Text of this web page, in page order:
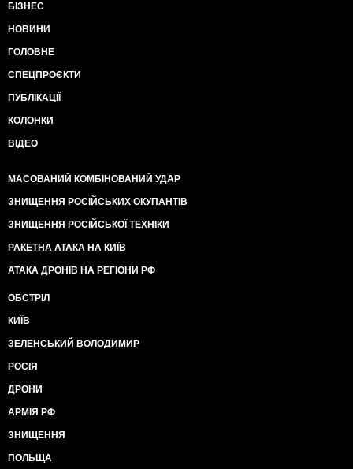
БІЗНЕС
НОВИНИ
ГОЛОВНЕ
СПЕЦПРОЄКТИ
ПУБЛІКАЦІЇ
КОЛОНКИ
ВІДЕО
МАСОВАНИЙ КОМБІНОВАНИЙ УДАР
ЗНИЩЕННЯ РОСІЙСЬКИХ ОКУПАНТІВ
ЗНИЩЕННЯ РОСІЙСЬКОЇ ТЕХНІКИ
РАКЕТНА АТАКА НА КИЇВ
АТАКА ДРОНІВ НА РЕГІОНИ РФ
ОБСТРІЛ
КИЇВ
ЗЕЛЕНСЬКИЙ ВОЛОДИМИР
РОСІЯ
ДРОНИ
АРМІЯ РФ
ЗНИЩЕННЯ
ПОЛЬЩА